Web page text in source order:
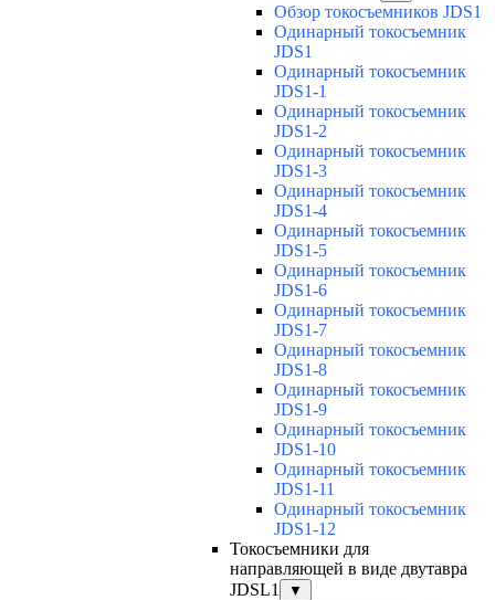
Обзор токосъемников JDS1
Одинарный токосъемник
JDS1
Одинарный токосъемник
JDS1-1
Одинарный токосъемник
JDS1-2
Одинарный токосъемник
JDS1-3
Одинарный токосъемник
JDS1-4
Одинарный токосъемник
JDS1-5
Одинарный токосъемник
JDS1-6
Одинарный токосъемник
JDS1-7
Одинарный токосъемник
JDS1-8
Одинарный токосъемник
JDS1-9
Одинарный токосъемник
JDS1-10
Одинарный токосъемник
JDS1-11
Одинарный токосъемник
JDS1-12
Токосъемники для
направляющей в виде двутавра
JDSL1
▼